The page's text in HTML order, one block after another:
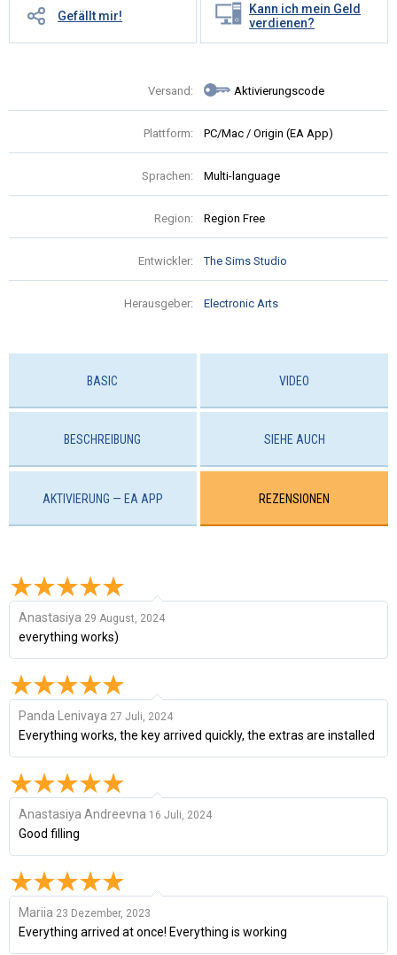
Gefällt mir!
Kann ich mein Geld
verdienen?
Versand: Aktivierungscode
Plattform: PC/Mac / Origin (EA App)
Sprachen: Multi-language
Region: Region Free
Entwickler: The Sims Studio
Herausgeber: Electronic Arts
BASIC VIDEO
BESCHREIBUNG SIEHE AUCH
AKTIVIERUNG — EA APP REZENSIONEN
Anastasiya 29 August, 2024
everything works)
Panda Lenivaya 27 Juli, 2024
Everything works, the key arrived quickly, the extras are installed
Anastasiya Andreevna 16 Juli, 2024
Good filling
Mariia 23 Dezember, 2023
Everything arrived at once! Everything is working